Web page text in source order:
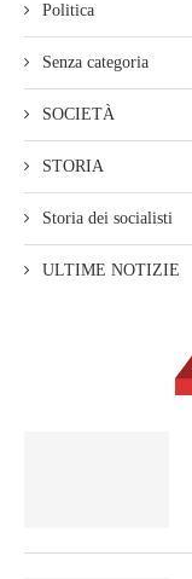
Politica
Senza categoria
SOCIETÀ
STORIA
Storia dei socialisti
ULTIME NOTIZIE